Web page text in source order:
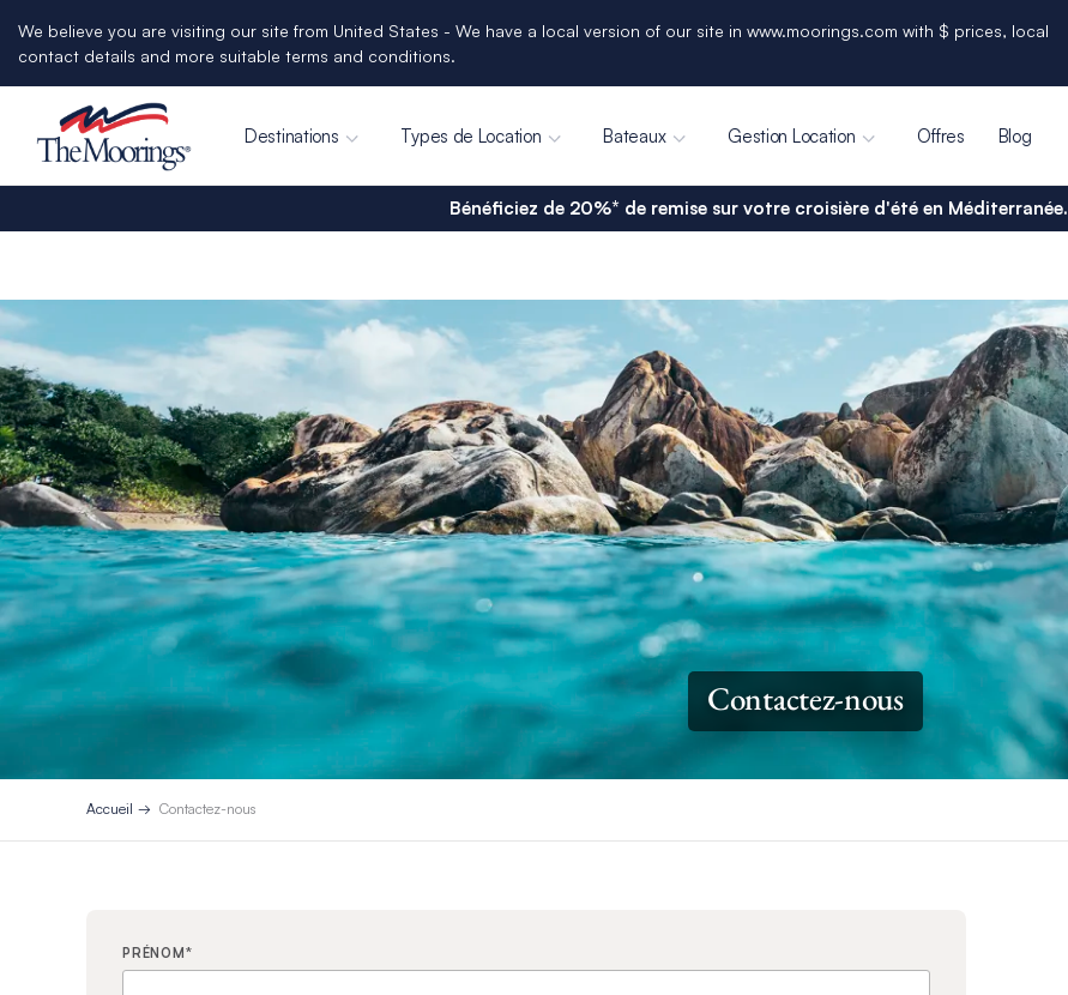
We believe you are visiting our site from United States - We have a local version of our site in www.moorings.com with $ prices, local
contact details and more suitable terms and conditions.
Destinations Types de Location Bateaux Gestion Location Offres Blog
Bénéficiez de 20%* de remise sur votre croisière d'été en Méditerranée.
Contactez-nous
Accueil Contactez-nous
PRÉNOM*